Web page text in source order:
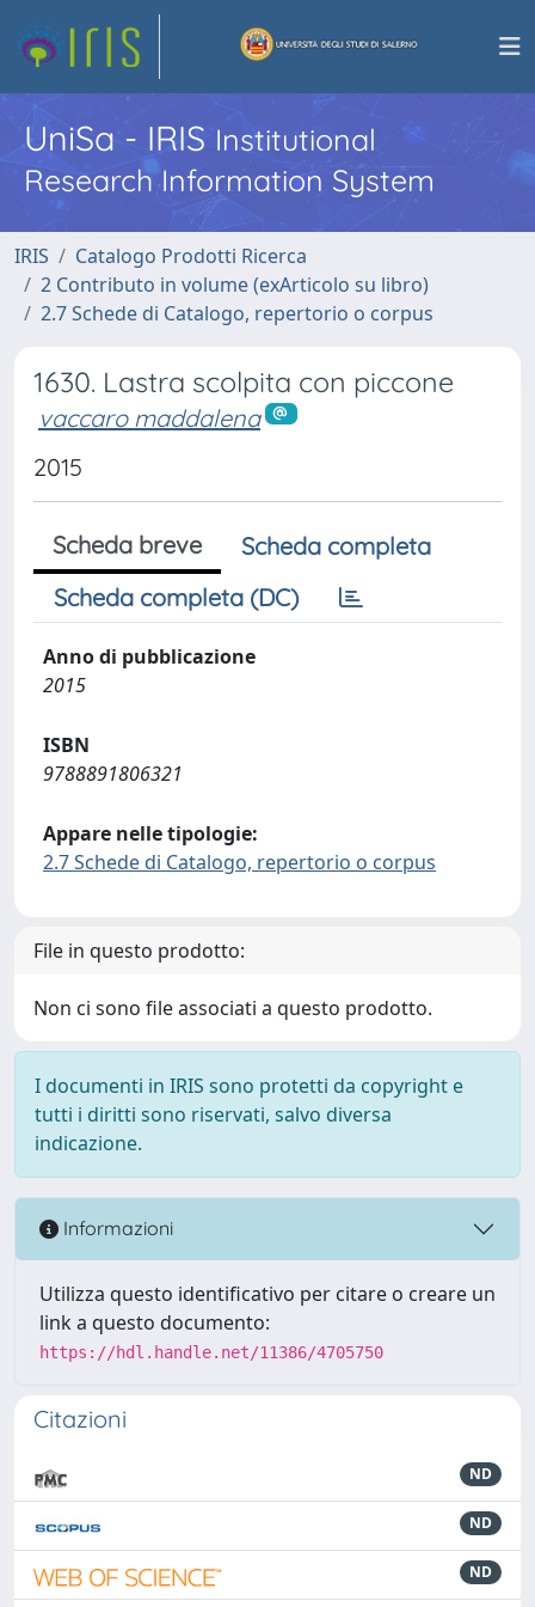
UniSa - IRISInstitutional
Research Information System
IRIS
Catalogo Prodotti Ricerca
2 Contributo in volume (exArticolo su libro)
2.7 Schede di Catalogo, repertorio o corpus
1630. Lastra scolpita con piccone
vaccaro maddalena
2015
Scheda breve
Scheda completa
Scheda completa (DC)
Anno di pubblicazione
2015
ISBN
9788891806321
Appare nelle tipologie:
2.7 Schede di Catalogo, repertorio o corpus
File in questo prodotto:
Non ci sono file associati a questo prodotto.
I documenti in IRIS sono protetti da copyright e
tutti i diritti sono riservati, salvo diversa
indicazione.
Informazioni
Utilizza questo identificativo per citare o creare un
link a questo documento:
https://hdl.handle.net/11386/4705750
Citazioni
ND
ND
ND